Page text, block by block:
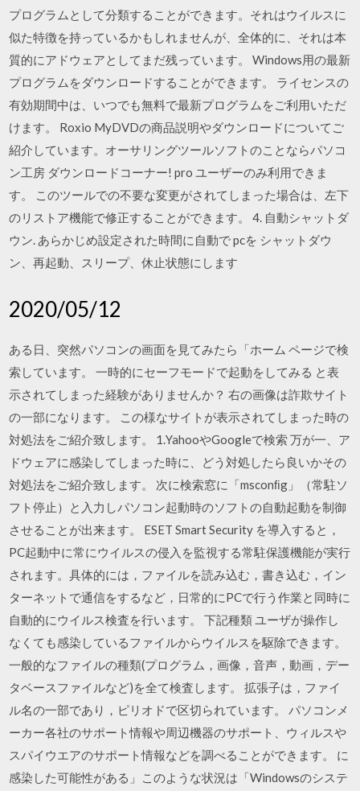
プログラムとして分類することができます。それはウイルスに
似た特徴を持っているかもしれませんが、全体的に、それは本
質的にアドウェアとしてまだ残っています。 Windows用の最新
プログラムをダウンロードすることができます。 ライセンスの
有効期間中は、いつでも無料で最新プログラムをご利用いただ
けます。 Roxio MyDVDの商品説明やダウンロードについてご
紹介しています。オーサリングツールソフトのことならパソコ
ン工房 ダウンロードコーナー! pro ユーザーのみ利用できま
す。 このツールでの不要な変更がされてしまった場合は、左下
のリストア機能で修正することができます。 4. 自動シャットダ
ウン. あらかじめ設定された時間に自動で pcを シャットダウ
ン、再起動、スリープ、休止状態にします
2020/05/12
ある日、突然パソコンの画面を見てみたら「ホーム ページで検
索しています。 一時的にセーフモードで起動をしてみる と表
示されてしまった経験がありませんか？ 右の画像は詐欺サイト
の一部になります。 この様なサイトが表示されてしまった時の
対処法をご紹介致します。 1.YahooやGoogleで検索 万が一、ア
ドウェアに感染してしまった時に、どう対処したら良いかその
対処法をご紹介致します。 次に検索窓に「msconﬁg」（常駐ソ
フト停止）と入力しパソコン起動時のソフトの自動起動を制御
させることが出来ます。 ESET Smart Security を導入すると，
PC起動中に常にウイルスの侵入を監視する常駐保護機能が実行
されます。具体的には，ファイルを読み込む，書き込む，イン
ターネットで通信をするなど，日常的にPCで行う作業と同時に
自動的にウイルス検査を行います。 下記種類 ユーザが操作し
なくても感染しているファイルからウイルスを駆除できます。
一般的なファイルの種類(プログラム，画像，音声，動画，デー
タベースファイルなど)を全て検査します。 拡張子は，ファイ
ル名の一部であり，ピリオドで区切られています。 パソコンメ
ーカー各社のサポート情報や周辺機器のサポート、ウィルスや
スパイウエアのサポート情報などを調べることができます。 に
感染した可能性がある」このような状況は「Windowsのシステ